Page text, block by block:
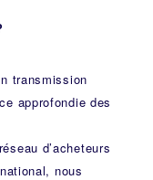
transmission
approfondie des
d’acheteurs
nous